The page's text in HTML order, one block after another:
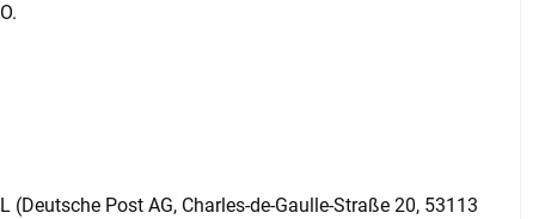
Post AG, Charles-de-Gaulle-Straße 20, 53113